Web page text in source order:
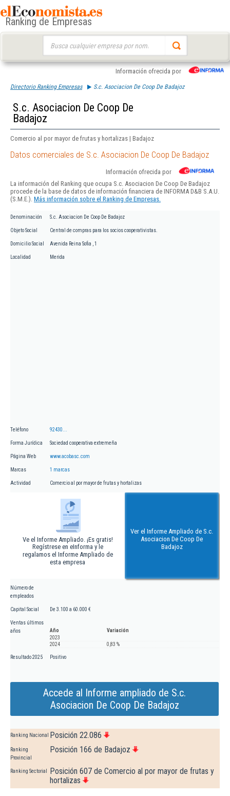
Ranking de Empresas
Información ofrecida por
Directorio Ranking Empresas S.c. Asociacion De Coop De Badajoz
S.c. Asociacion De Coop De
Badajoz
Comercio al por mayor de frutas y hortalizas | Badajoz
Datos comerciales de S.c. Asociacion De Coop De Badajoz
Información ofrecida por
La información del Ranking que ocupa S.c. Asociacion De Coop De Badajoz
procede de la base de datos de información financiera de INFORMA D&B S.A.U.
(S.M.E.). Más información sobre el Ranking de Empresas.
Denominación S.c. Asociacion De Coop De Badajoz
Objeto Social Central de compras para los socios cooperativistas.
Domicilio Social Avenida Reina Sofia , 1
Localidad Merida
Teléfono 92430...
Forma Jurídica Sociedad cooperativa extremeña
Página Web www.acobasc.com
Marcas 1 marcas
Actividad Comercio al por mayor de frutas y hortalizas
Ve el Informe Ampliado. ¡Es gratis!
Regístrese en eInforma y le
regalamos el Informe Ampliado de
esta empresa
Ver el Informe Ampliado de S.c.
Asociacion De Coop De
Badajoz
Número de
empleados
Capital Social De 3.100 a 60.000 €
Ventas últimos
años
Año
Variación
2023
2024
0,83 %
Resultado 2025 Positivo
Accede al Informe ampliado de S.c.
Asociacion De Coop De Badajoz
Ranking Nacional Posición 22.086
Ranking
Provincial
Posición 166 de Badajoz
Ranking Sectorial
Posición 607 de Comercio al por mayor de frutas y
hortalizas